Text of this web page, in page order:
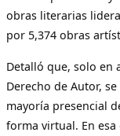
obras literarias
por 5,374 obras
Detalló que, solo en
Derecho de Autor,
mayoría presencial
forma virtual. En